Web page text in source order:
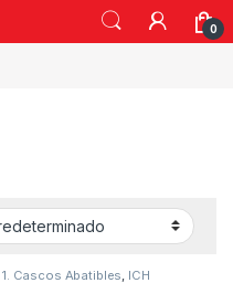
0
1. Cascos Abatibles ICH